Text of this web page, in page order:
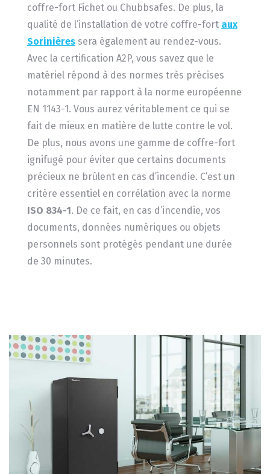
coffre-fort Fichet ou Chubbsafes. De plus, la
qualité de l’installation de votre coffre-fort aux
Sorinières sera également au rendez-vous.
Avec la certification A2P, vous savez que le
matériel répond à des normes très précises
notamment par rapport à la norme européenne
EN 1143-1. Vous aurez véritablement ce qui se
fait de mieux en matière de lutte contre le vol.
De plus, nous avons une gamme de coffre-fort
ignifugé pour éviter que certains documents
précieux ne brûlent en cas d’incendie. C’est un
critère essentiel en corrélation avec la norme
ISO 834-1. De ce fait, en cas d’incendie, vos
documents, données numériques ou objets
personnels sont protégés pendant une durée
de 30 minutes.